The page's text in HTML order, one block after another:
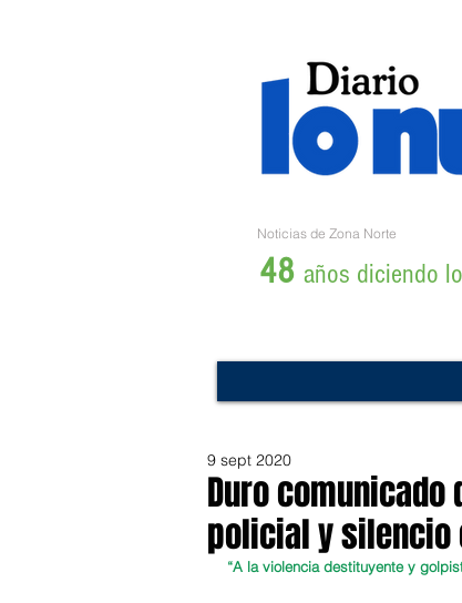
Noticias de Zona Norte
48 años diciendo
Duro comunicado
policial y silencio
9 sept 2020
“A la violencia destituyente y